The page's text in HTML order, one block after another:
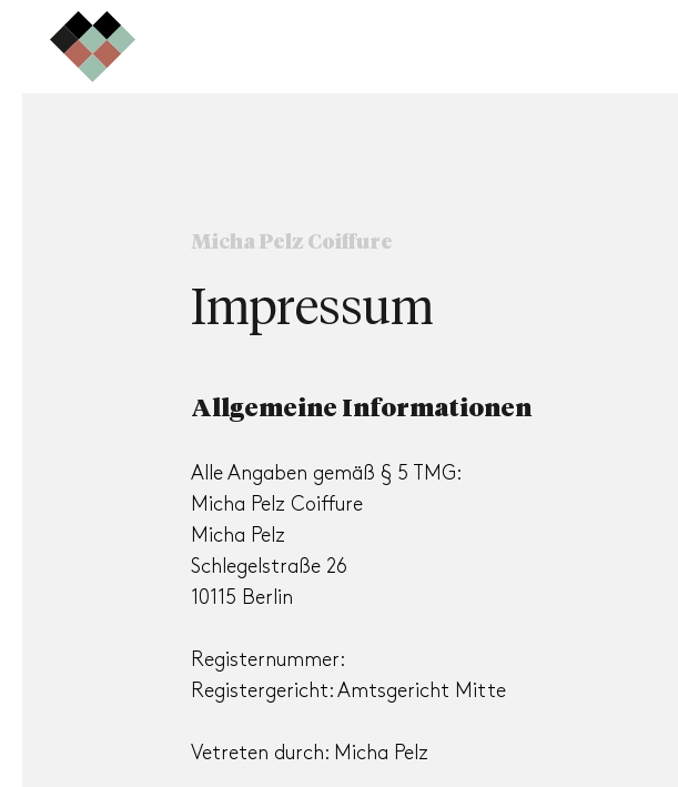
Micha Pelz Coiffure
Impressum
Allgemeine Informationen
Alle Angaben gemäß § 5 TMG:
Micha Pelz Coiffure
Micha Pelz
Schlegelstraße 26
10115 Berlin
Registernummer:
Registergericht: Amtsgericht Mitte
Vetreten durch: Micha Pelz